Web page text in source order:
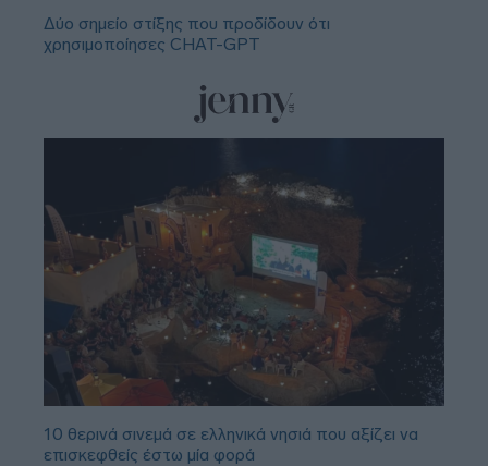
Δύο σημείο στίξης που προδίδουν ότι
χρησιμοποίησες CHAT-GPT
10 θερινά σινεμά σε ελληνικά νησιά που αξίζει να
επισκεφθείς έστω μία φορά